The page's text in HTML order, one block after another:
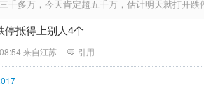
千多万，今天肯定超五千万，估计明天就打开跌
停抵得上别人4个
来自江苏 引用